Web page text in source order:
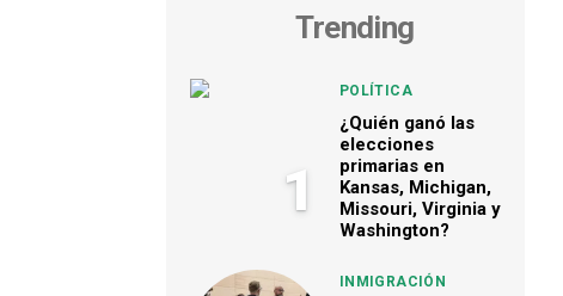
Trending
1
POLÍTICA
¿Quién ganó las
elecciones
primarias en
Kansas, Michigan,
Missouri, Virginia y
Washington?
INMIGRACIÓN